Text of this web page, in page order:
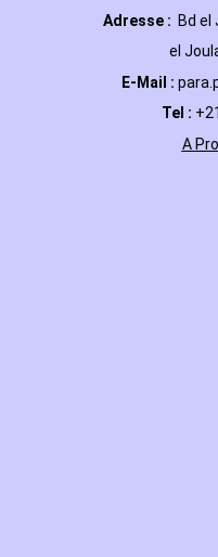
Adresse : Bd el
el
E-Mail :
Tel :
A